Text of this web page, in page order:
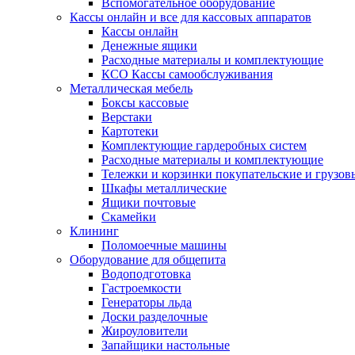
Вспомогательное оборудование
Кассы онлайн и все для кассовых аппаратов
Кассы онлайн
Денежные ящики
Расходные материалы и комплектующие
КСО Кассы самообслуживания
Металлическая мебель
Боксы кассовые
Верстаки
Картотеки
Комплектующие гардеробных систем
Расходные материалы и комплектующие
Тележки и корзинки покупательские и
Шкафы металлические
Ящики почтовые
Скамейки
Клининг
Поломоечные машины
Оборудование для общепита
Водоподготовка
Гастроемкости
Генераторы льда
Доски разделочные
Жироуловители
Запайщики настольные